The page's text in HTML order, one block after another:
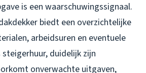
is een waarschuwingssignaal.
biedt een overzichtelijke
arbeidsuren en eventuele
duidelijk zijn
onverwachte uitgaven,